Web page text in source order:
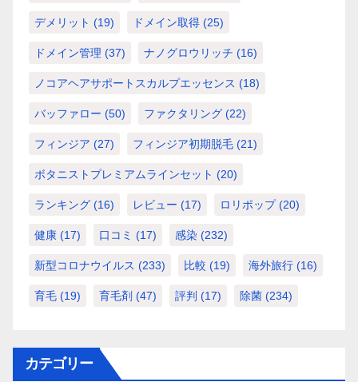
デメリット (19) ドメイン取得 (25)
ドメイン管理 (37) ナノグロウリッチ (16)
ノコアヘアサポートスカルプエッセンス (18)
バッファロー (50) ファクタリング (22)
フィンジア (27) フィンジア初期脱毛 (21)
ボタニストプレミアムラインセット (20)
ランキング (16) レビュー (17) ロリポップ(20)
健康 (17) 口コミ (17) 感染 (232)
新型コロナウイルス (233) 比較 (19) 海外旅行 (16)
育毛 (19) 育毛剤 (47) 評判 (17) 除菌 (234)
カテゴリー